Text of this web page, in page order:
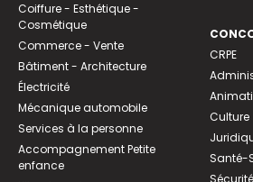
Coiffure - Esthétique -
Cosmétique
Commerce - Vente
Bâtiment - Architecture
Électricité
Mécanique automobile
Services à la personne
Accompagnement Petite
enfance
CRPE
Culture
Santé-
Sécurité